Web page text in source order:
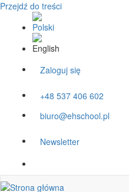
Przejdź do treści
Zaloguj się
+48 537 406 602
biuro@ehschool.pl
Newsletter